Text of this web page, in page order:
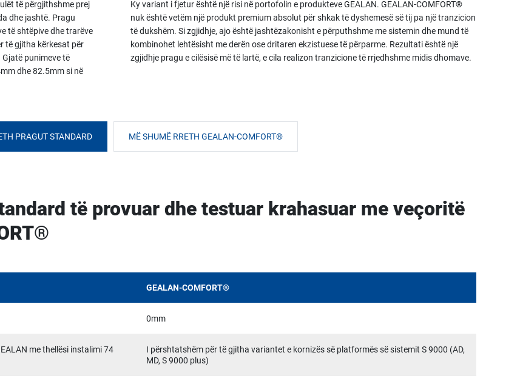
të përgjithshme prej
dhe jashtë. Pragu
të shtëpive dhe trarëve
të gjitha kërkesat për
punimeve të
dhe 82.5mm si në
Ky variant i fjetur është një risi në portofolin e produkteve GEALAN. GEALAN-COMFORT®
nuk është vetëm një produkt premium absolut për shkak të dyshemesë së tij pa një tranzicion
të dukshëm. Si zgjidhje, ajo është jashtëzakonisht e përputhshme me sistemin dhe mund të
kombinohet lehtësisht me derën ose dritaren ekzistuese të përparme. Rezultati është një
zgjidhje pragu e cilësisë më të lartë, e cila realizon tranzicione të rrjedhshme midis dhomave.
PRAGUT STANDARD MË SHUMË RRETH GEALAN-COMFORT®
të provuar dhe testuar krahasuar me veçoritë
GEALAN-COMFORT®
0mm
me thellësi instalimi 74
I përshtatshëm për të gjitha variantet e kornizës së platformës së sistemit S 9000 (AD,
MD, S 9000 plus)